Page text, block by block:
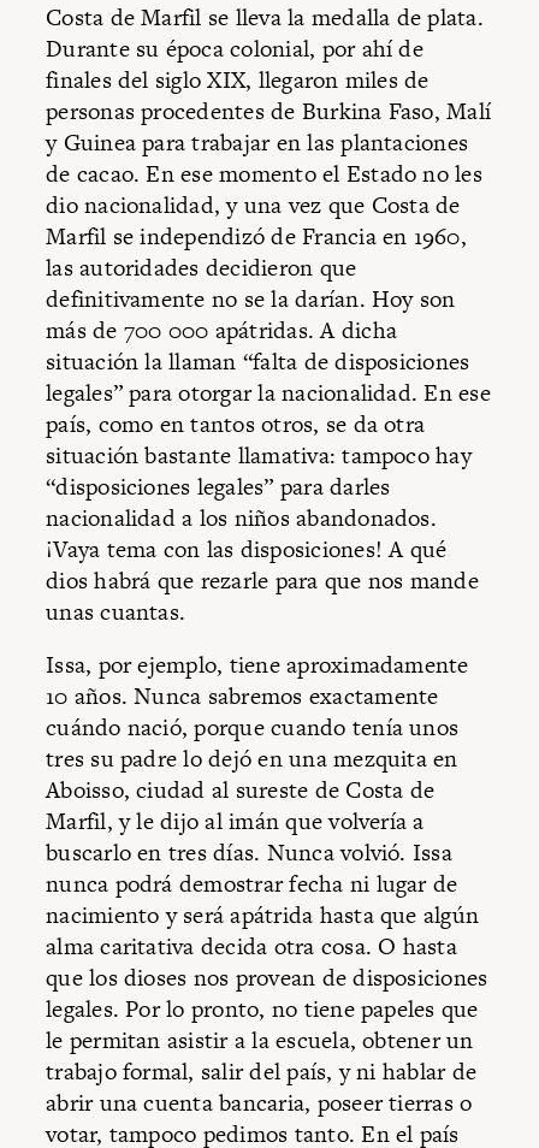
Costa de Marfil se lleva la medalla de plata.
Durante su época colonial, por ahí de
finales del siglo XIX, llegaron miles de
personas procedentes de Burkina Faso, Malí
y Guinea para trabajar en las plantaciones
de cacao. En ese momento el Estado no les
dio nacionalidad, y una vez que Costa de
Marfil se independizó de Francia en 1960,
las autoridades decidieron que
definitivamente no se la darían. Hoy son
más de 700 000 apátridas. A dicha
situación la llaman “falta de disposiciones
legales” para otorgar la nacionalidad. En ese
país, como en tantos otros, se da otra
situación bastante llamativa: tampoco hay
“disposiciones legales” para darles
nacionalidad a los niños abandonados.
¡Vaya tema con las disposiciones! A qué
dios habrá que rezarle para que nos mande
unas cuantas.
Issa, por ejemplo, tiene aproximadamente
10 años. Nunca sabremos exactamente
cuándo nació, porque cuando tenía unos
tres su padre lo dejó en una mezquita en
Aboisso, ciudad al sureste de Costa de
Marfil, y le dijo al imán que volvería a
buscarlo en tres días. Nunca volvió. Issa
nunca podrá demostrar fecha ni lugar de
nacimiento y será apátrida hasta que algún
alma caritativa decida otra cosa. O hasta
que los dioses nos provean de disposiciones
legales. Por lo pronto, no tiene papeles que
le permitan asistir a la escuela, obtener un
trabajo formal, salir del país, y ni hablar de
abrir una cuenta bancaria, poseer tierras o
votar, tampoco pedimos tanto. En el país